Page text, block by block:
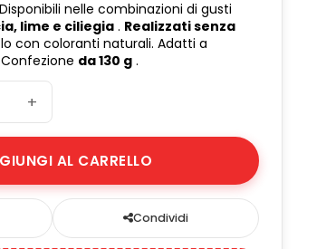
Disponibili nelle combinazioni di gusti
lime e ciliegia . Realizzati senza
con coloranti naturali. Adatti a
da 130 g .
+
AL CARRELLO
Condividi